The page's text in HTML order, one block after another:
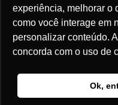
experiência, melhorar o
como você interage em
personalizar conteúdo.
concorda com o uso de
Ok,